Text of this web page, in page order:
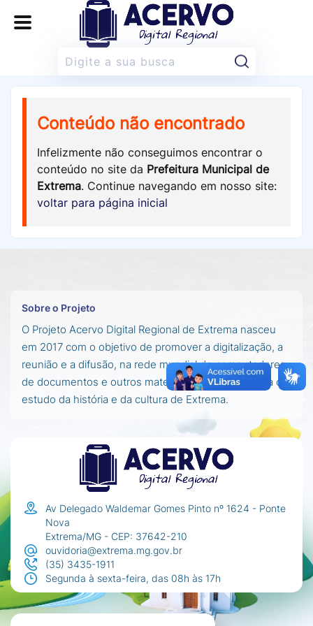
Conteúdo não encontrado
Infelizmente não conseguimos encontrar o
conteúdo no site da Prefeitura Municipal de
Extrema. Continue navegando em nosso site:
voltar para página inicial
Sobre o Projeto
O Projeto Acervo Digital Regional de Extrema nasceu
em 2017 com o objetivo de promover a digitalização, a
reunião e a difusão, na rede mundial de computadores,
de documentos e outros materiais importantes para o
estudo da história e da cultura de Extrema.
Av Delegado Waldemar Gomes Pinto nº 1624 - Ponte
Nova
Extrema/MG - CEP: 37642-210
ouvidoria@extrema.mg.gov.br
(35) 3435-1911
Segunda à sexta-feira, das 08h às 17h